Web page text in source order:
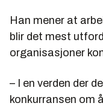
Han mener at
blir det mest
organisasjoner
– I en verden der
konkurransen om